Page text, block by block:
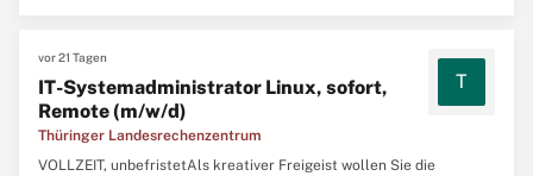
vor 21 Tagen
IT-Systemadministrator Linux, sofort,
Remote (m/w/d)
Thüringer Landesrechenzentrum
T
VOLLZEIT, unbefristetAls kreativer Freigeist wollen Sie die